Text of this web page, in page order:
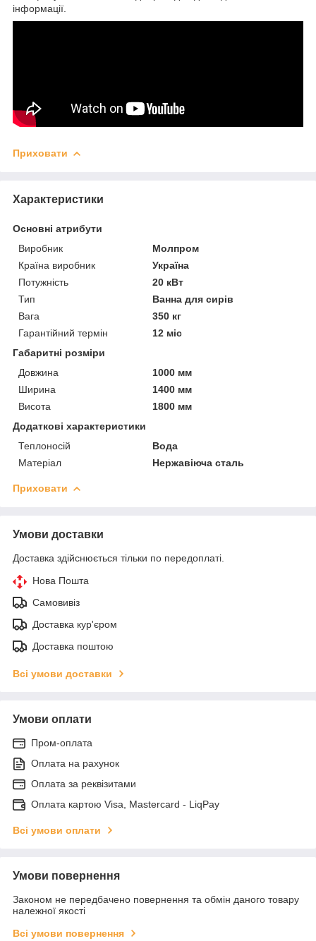
інформації.
Приховати
Характеристики
Основні атрибути
Виробник
Молпром
Країна виробник
Україна
Потужність
20 кВт
Тип
Ванна для сирів
Вага
350 кг
Гарантійний термін
12 міс
Габаритні розміри
Довжина
1000 мм
Ширина
1400 мм
Висота
1800 мм
Додаткові характеристики
Теплоносій
Вода
Матеріал
Нержавіюча сталь
Приховати
Умови доставки
Доставка здійснюється тільки по передоплаті.
Нова Пошта
Самовивіз
Доставка кур'єром
Доставка поштою
Всі умови доставки
Умови оплати
Пром-оплата
Оплата на рахунок
Оплата за реквізитами
Оплата картою Visa, Mastercard - LiqPay
Всі умови оплати
Умови повернення
Законом не передбачено повернення та обмін даного товару
належної якості
Всі умови повернення